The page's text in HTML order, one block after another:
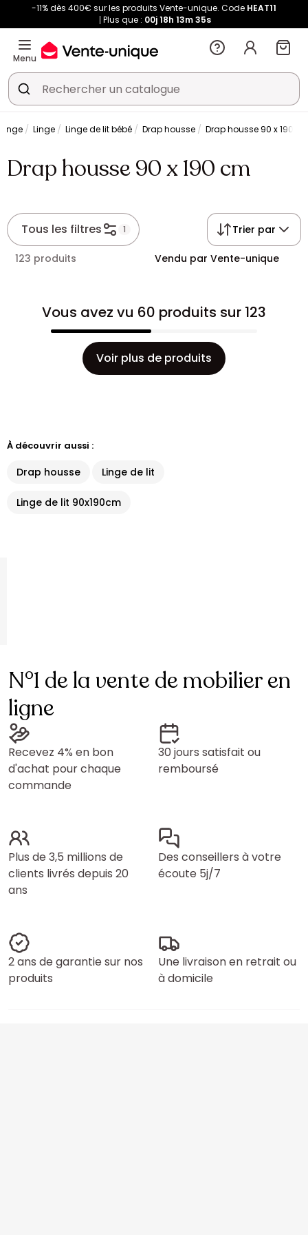
-11% dès 400€ sur les produits Vente-unique. Code HEAT11
Plus que : 00j18h 13m35s
Menu
linge Linge Linge de lit bébé Drap housse Drap housse 90 x 190
Drap housse 90 x 190 cm
Tous les filtres 1 Trier par
123 produits Vendu par Vente-unique
Vous avez vu 60 produits sur 123
Voir plus de produits
À découvrir aussi :
Drap housse Linge de lit
Linge de lit 90x190cm
N°1 de la vente de mobilier en
ligne
Recevez 4% en bon
d'achat pour chaque
commande
30 jours satisfait ou
remboursé
Plus de 3,5 millions de
clients livrés depuis 20
ans
Des conseillers à votre
écoute 5j/7
2 ans de garantie sur nos
produits
Une livraison en retrait ou
à domicile